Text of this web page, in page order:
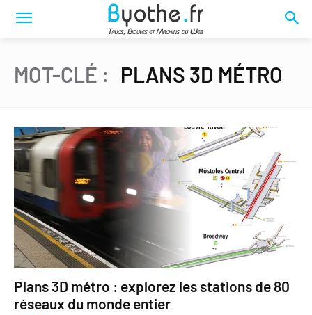
MOT-CLÉ : PLANS 3D MÉTRO
Plans 3D métro : explorez les stations de 80
réseaux du monde entier